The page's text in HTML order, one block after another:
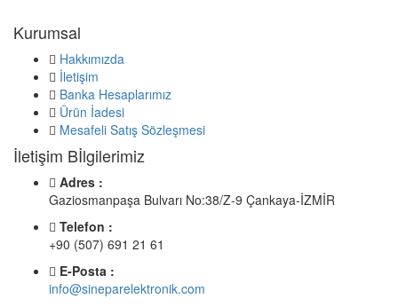
Kurumsal
Hakkımızda
İletişim
Banka Hesaplarımız
Ürün İadesi
Mesafeli Satış Sözleşmesi
İletişim Bİlgilerimiz
Adres :
Gaziosmanpaşa Bulvarı No:38/Z-9 Çankaya-İZMİR
Telefon :
+90 (507) 691 21 61
E-Posta :
info@sineparelektronik.com